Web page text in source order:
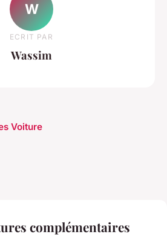
W
ECRIT PAR
Wassim
Voiture
complémentaires